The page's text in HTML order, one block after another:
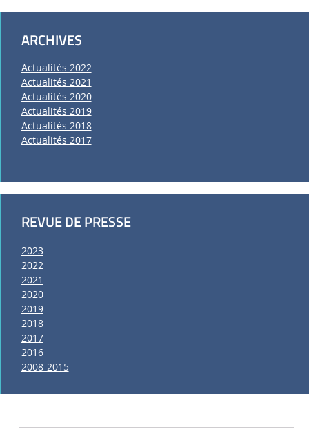
ARCHIVES
Actualités 2022
Actualités 2021
Actualités 2020
Actualités 2019
Actualités 2018
Actualités 2017
REVUE DE PRESSE
2023
2022
2021
2020
2019
2018
2017
2016
2008-2015